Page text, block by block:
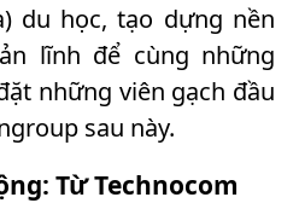
du học, tạo dựng nền
lĩnh để cùng những
những viên gạch đầu
sau này.
Từ Technocom